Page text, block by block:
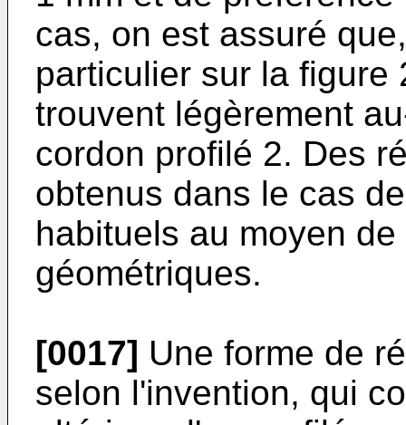
cas, on est assuré
particulier sur la figure
trouvent légèrement
cordon profilé 2. Des
obtenus dans le cas
habituels au moyen
géométriques.
[0017] Une forme de
selon l'invention, qui